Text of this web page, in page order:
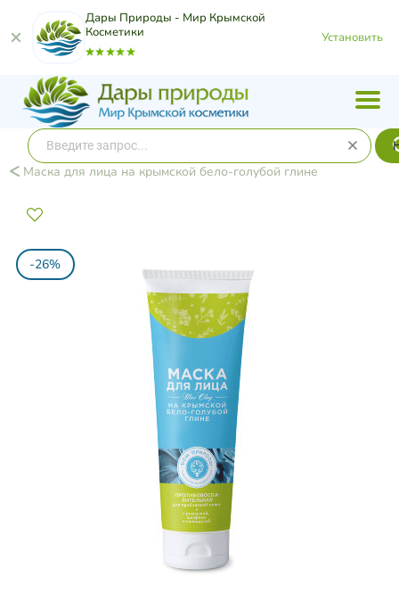
Дары Природы - Мир Крымской
Косметики
Установить
Маска для лица на крымской бело-голубой глине
-26%